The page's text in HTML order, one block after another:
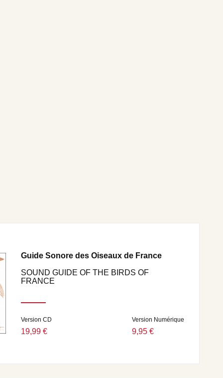
Guide Sonore des Oiseaux de France
SOUND GUIDE OF THE BIRDS OF
FRANCE
Version CD
19,99 €
Version Numérique
9,95 €